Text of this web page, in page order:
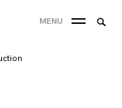
MENU